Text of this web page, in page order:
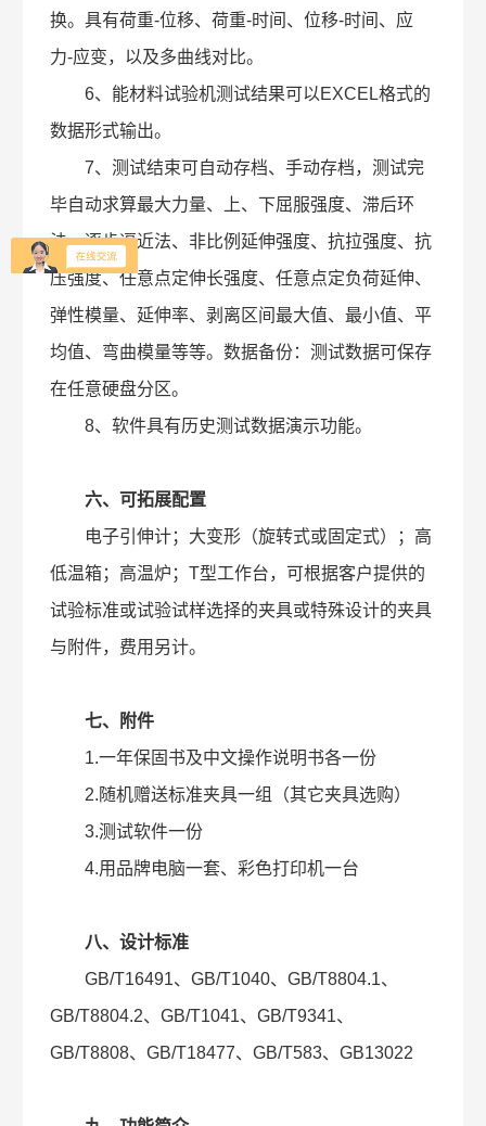
换。具有荷重-位移、荷重-时间、位移-时间、应
力-应变，以及多曲线对比。
6、能材料试验机测试结果可以EXCEL格式的
数据形式输出。
7、测试结束可自动存档、手动存档，测试完
毕自动求算最大力量、上、下屈服强度、滞后环
法、逐步逼近法、非比例延伸强度、抗拉强度、抗
压强度、任意点定伸长强度、任意点定负荷延伸、
弹性模量、延伸率、剥离区间最大值、最小值、平
均值、弯曲模量等等。数据备份：测试数据可保存
在任意硬盘分区。
8、软件具有历史测试数据演示功能。
六、可拓展配置
电子引伸计；大变形（旋转式或固定式）；高
低温箱；高温炉；T型工作台，可根据客户提供的
试验标准或试验试样选择的夹具或特殊设计的夹具
与附件，费用另计。
七、附件
1.一年保固书及中文操作说明书各一份
2.随机赠送标准夹具一组（其它夹具选购）
3.测试软件一份
4.用品牌电脑一套、彩色打印机一台
八、设计标准
GB/T16491、GB/T1040、GB/T8804.1、
GB/T8804.2、GB/T1041、GB/T9341、
GB/T8808、GB/T18477、GB/T583、GB13022